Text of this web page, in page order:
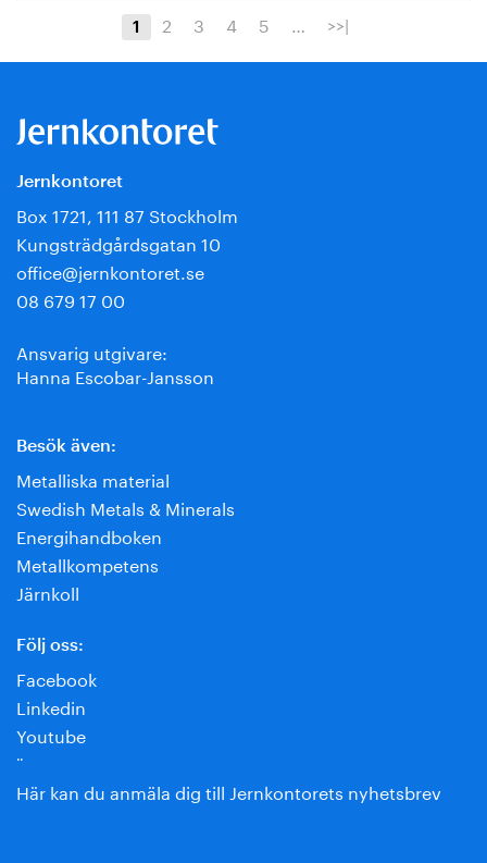
1 2 3 4 5 … >>|
Jernkontoret
Box 1721, 111 87 Stockholm
Kungsträdgårdsgatan 10
office@jernkontoret.se
08 679 17 00
Ansvarig utgivare:
Hanna Escobar-Jansson
Besök även:
Metalliska material
Swedish Metals & Minerals
Energihandboken
Metallkompetens
Järnkoll
Följ oss:
Facebook
Linkedin
Youtube
¨
Här kan du anmäla dig till Jernkontorets nyhetsbrev